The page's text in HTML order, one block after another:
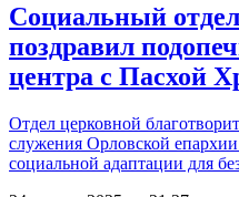
Социальный
поздравил
центра с Пасхой
Отдел церковной
служения Орловской
социальной адаптации для